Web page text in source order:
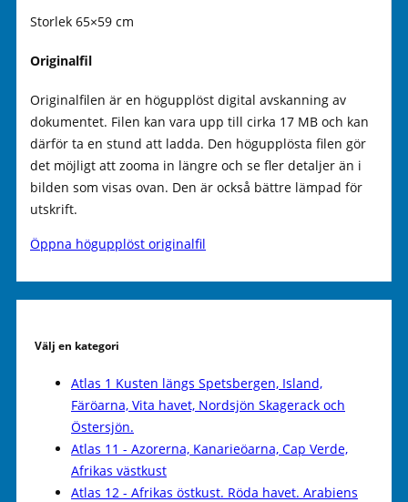
Storlek 65×59 cm
Originalfil
Originalfilen är en högupplöst digital avskanning av
dokumentet. Filen kan vara upp till cirka 17 MB och kan
därför ta en stund att ladda. Den högupplösta filen gör
det möjligt att zooma in längre och se fler detaljer än i
bilden som visas ovan. Den är också bättre lämpad för
utskrift.
Öppna högupplöst originalfil
Välj en kategori
Atlas 1 Kusten längs Spetsbergen, Island,
Färöarna, Vita havet, Nordsjön Skagerack och
Östersjön.
Atlas 11 - Azorerna, Kanarieöarna, Cap Verde,
Afrikas västkust
Atlas 12 - Afrikas östkust. Röda havet. Arabiens